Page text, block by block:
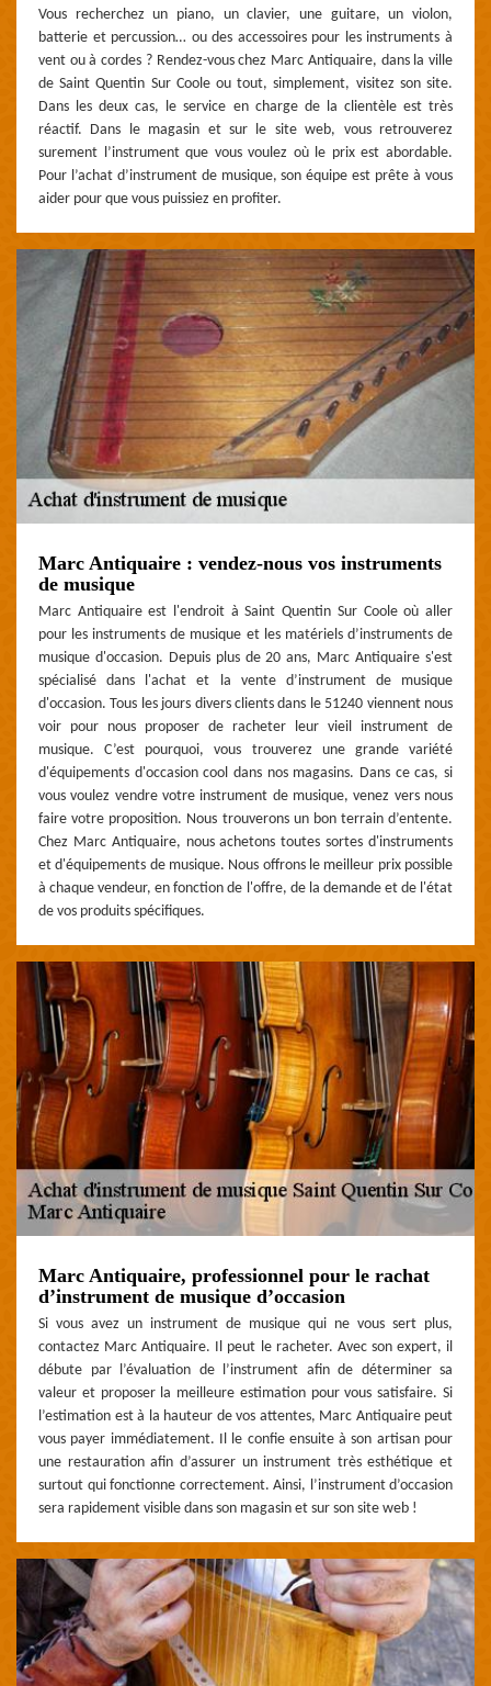
Vous recherchez un piano, un clavier, une guitare, un violon,
batterie et percussion… ou des accessoires pour les instruments à
vent ou à cordes ? Rendez-vous chez Marc Antiquaire, dans la ville
de Saint Quentin Sur Coole ou tout, simplement, visitez son site.
Dans les deux cas, le service en charge de la clientèle est très
réactif. Dans le magasin et sur le site web, vous retrouverez
surement l’instrument que vous voulez où le prix est abordable.
Pour l’achat d’instrument de musique, son équipe est prête à vous
aider pour que vous puissiez en profiter.
Marc Antiquaire : vendez-nous vos instruments
de musique
Marc Antiquaire est l'endroit à Saint Quentin Sur Coole où aller
pour les instruments de musique et les matériels d’instruments de
musique d'occasion. Depuis plus de 20 ans, Marc Antiquaire s'est
spécialisé dans l'achat et la vente d’instrument de musique
d'occasion. Tous les jours divers clients dans le 51240 viennent nous
voir pour nous proposer de racheter leur vieil instrument de
musique. C’est pourquoi, vous trouverez une grande variété
d'équipements d'occasion cool dans nos magasins. Dans ce cas, si
vous voulez vendre votre instrument de musique, venez vers nous
faire votre proposition. Nous trouverons un bon terrain d’entente.
Chez Marc Antiquaire, nous achetons toutes sortes d'instruments
et d'équipements de musique. Nous offrons le meilleur prix possible
à chaque vendeur, en fonction de l'offre, de la demande et de l'état
de vos produits spécifiques.
Marc Antiquaire, professionnel pour le rachat
d’instrument de musique d’occasion
Si vous avez un instrument de musique qui ne vous sert plus,
contactez Marc Antiquaire. Il peut le racheter. Avec son expert, il
débute par l’évaluation de l’instrument afin de déterminer sa
valeur et proposer la meilleure estimation pour vous satisfaire. Si
l’estimation est à la hauteur de vos attentes, Marc Antiquaire peut
vous payer immédiatement. Il le confie ensuite à son artisan pour
une restauration afin d’assurer un instrument très esthétique et
surtout qui fonctionne correctement. Ainsi, l’instrument d’occasion
sera rapidement visible dans son magasin et sur son site web !